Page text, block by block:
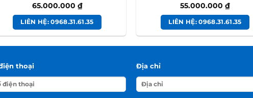
65.000.000 ₫
LIÊN HỆ: 0968.31.61.35
55.000.000 ₫
LIÊN HỆ: 0968.31.61.35
thoại Địa chỉ